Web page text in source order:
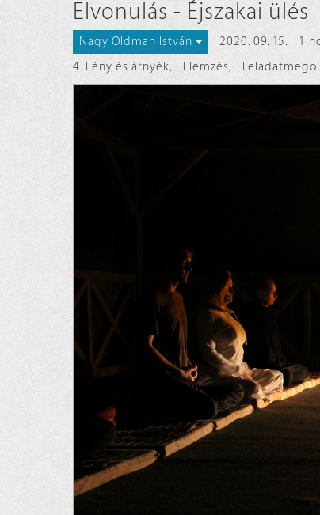
Elvonulás - Éjszakai ülés
Nagy Oldman István 2020. 09. 15.
1
4. Fény és árnyék, Elemzés,